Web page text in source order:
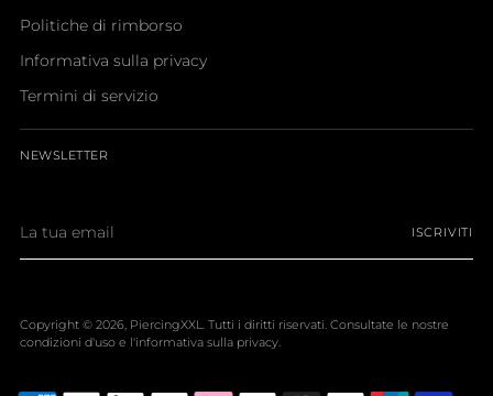
Politiche di rimborso
Informativa sulla privacy
Termini di servizio
NEWSLETTER
tua
email
ISCRIVITI
Copyright © 2026, PiercingXXL. Tutti i diritti riservati. Consultate le nostre
condizioni d'uso e l'informativa sulla privacy.